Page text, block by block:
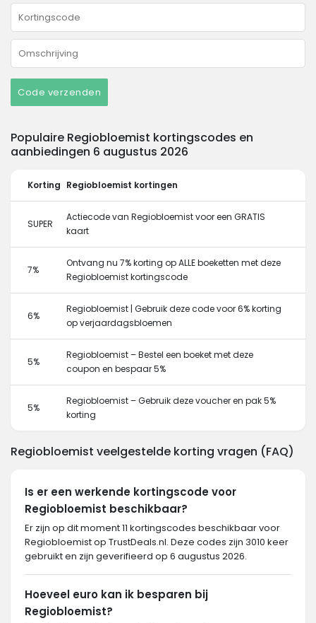
Code verzenden
Populaire Regiobloemist kortingscodes en
aanbiedingen 6 augustus 2026
Korting Regiobloemist kortingen
SUPER
Actiecode van Regiobloemist voor een GRATIS
kaart
7%
Ontvang nu 7% korting op ALLE boeketten met deze
Regiobloemist kortingscode
6%
Regiobloemist | Gebruik deze code voor 6% korting
op verjaardagsbloemen
5%
Regiobloemist – Bestel een boeket met deze
coupon en bespaar 5%
5%
Regiobloemist – Gebruik deze voucher en pak 5%
korting
Regiobloemist veelgestelde korting vragen (FAQ)
Is er een werkende kortingscode voor
Regiobloemist beschikbaar?
Er zijn op dit moment 11 kortingscodes beschikbaar voor
Regiobloemist op TrustDeals.nl. Deze codes zijn 3010 keer
gebruikt en zijn geverifieerd op 6 augustus 2026.
Hoeveel euro kan ik besparen bij
Regiobloemist?